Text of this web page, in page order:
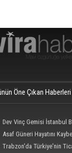
Öne Çıkan Haberleri
Dev Vinç Gemisi İstanbul
Asaf Güneri Hayatını
Trabzon'da Türkiye'nin